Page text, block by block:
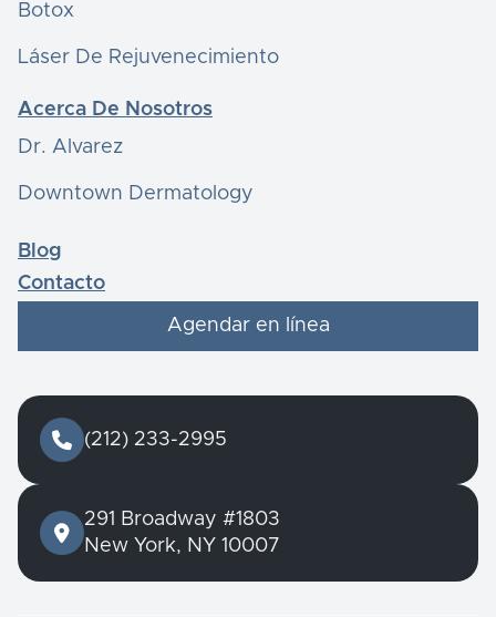
Botox
Láser De Rejuvenecimiento
Acerca De Nosotros
Dr. Alvarez
Downtown Dermatology
Blog
Contacto
Agendar en línea
 (212) 233-2995

291 Broadway #1803
New York, NY 10007